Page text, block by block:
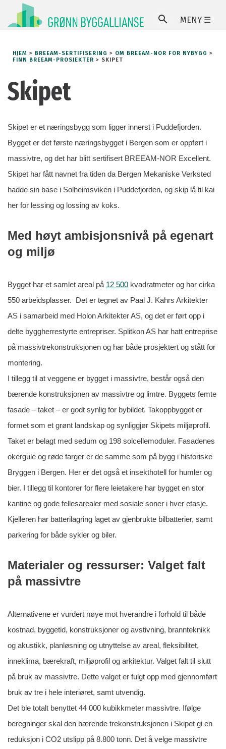
MENY ☰
HJEM > BREEAM-SERTIFISERING > OM BREEAM-NOR FOR NYBYGG >
FINN BREEAM-PROSJEKTER > SKIPET
Skipet
Skipet er et næringsbygg som ligger innerst i Puddefjorden.
Bygget er det første næringsbygget i Bergen som er oppført i
massivtre, og det har blitt sertifisert BREEAM-NOR Excellent.
Skipet har fått navnet fra tiden da Bergen Mekaniske Verksted
hadde sin base i Solheimsviken i Puddefjorden, og skip lå til kai
her for lessing og lossing av koks.
Med høyt ambisjonsnivå på egenart
og miljø
Bygget har et samlet areal på 12 500 kvadratmeter og har cirka
550 arbeidsplasser. Det er tegnet av Paal J. Kahrs Arkitekter
AS i samarbeid med Holon Arkitekter AS, og det er ført opp i
delte byggherrestyrte entrepriser. Splitkon AS har hatt entreprise
på massivtrekonstruksjonen og har både prosjektert og stått for
montering.
I tillegg til at veggene er bygget i massivtre, består også den
bærende konstruksjonen av massivtre og limtre. Byggets femte
fasade – taket – er godt synlig for bybildet. Takoppbygget er
formet som et grønt landskap og synliggjør Skipets miljøprofil.
Taket er belagt med sedum og 198 solcellemoduler. Fasadenes
okergule og røde farger er de samme som på bygg i historiske
Bryggen i Bergen. Her er det også et insekthotell for humler og
bier. I tillegg til kontorer for flere leietakere har bygget en stor
kantine og gode fellesarealer med sosiale soner i hver etasje.
Kjelleren har batterilagring laget av gjenbrukte bilbatterier, samt
parkering for både sykler og biler.
Materialer og ressurser: Valget falt
på massivtre
Alternativene er vurdert nøye mot hverandre i forhold til både
kostnad, byggetid, konstruksjoner og avstivning, brannteknikk
og akustikk, planløsning og utnyttelse av areal, fleksibilitet,
inneklima, bærekraft, miljøprofil og arkitektur. Valget falt til slutt
på bruk av massivtre. Dette valget er fulgt opp med gjennomført
bruk av tre i hele interiøret, samt utvendig.
Det ble totalt benyttet 44 000 kubikkmeter massivtre. Ifølge
beregninger skal den bærende trekonstruksjonen i Skipet gi en
reduksjon i CO2 utslipp på 8.800 tonn. Det å velge massivtre